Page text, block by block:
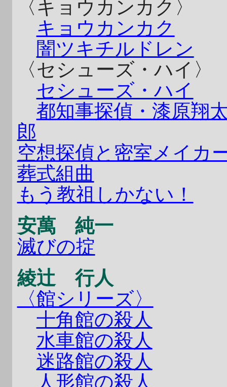
〈キョウカンカク〉
キョウカンカク
闇ツキチルドレン
〈セシューズ・ハイ〉
セシューズ・ハイ
都知事探偵・漆原翔
郎
空想探偵と密室メイカ
葬式組曲
もう教祖しかない！
安萬 純一
滅びの掟
綾辻 行人
〈館シリーズ〉
十角館の殺人
水車館の殺人
迷路館の殺人
人形館の殺人